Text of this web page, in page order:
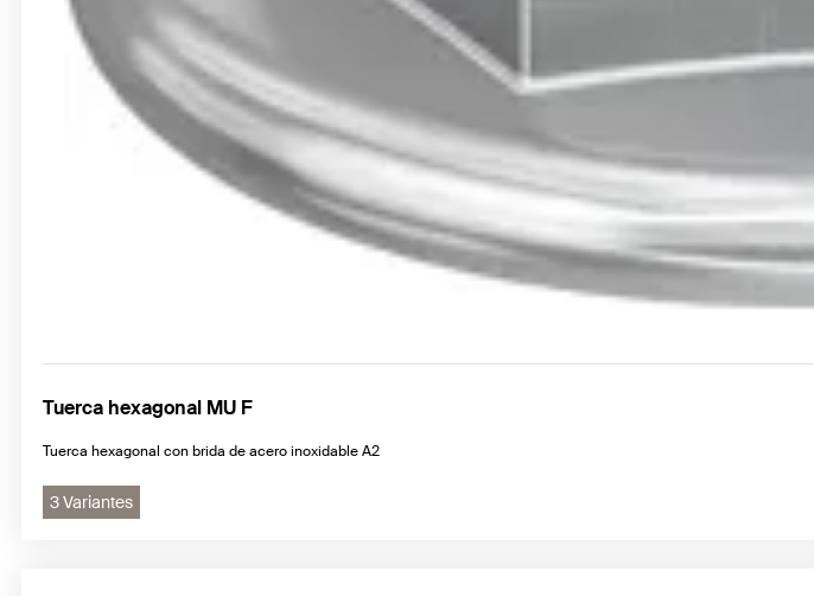
Tuerca hexagonal MU F
Tuerca hexagonal con brida de acero inoxidable A2
3 Variantes